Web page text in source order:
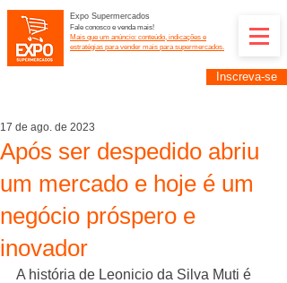
Expo Supermercados
Fale conosco e venda mais!
Mais que um anúncio: conteúdo, indicações e
estratégias para vender mais para supermercados.
Inscreva-se
Após ser despedido abriu
um mercado e hoje é um
negócio próspero e
inovador
17 de ago. de 2023
A história de Leonicio da Silva Muti é